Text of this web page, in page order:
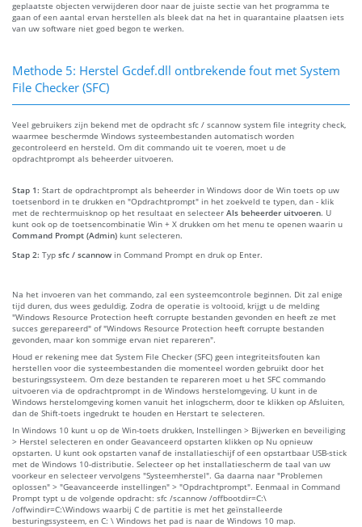
geplaatste objecten verwijderen door naar de juiste sectie van het programma te
gaan of een aantal ervan herstellen als bleek dat na het in quarantaine plaatsen iets
van uw software niet goed begon te werken.
Methode 5: Herstel Gcdef.dll ontbrekende fout met System
File Checker (SFC)
Veel gebruikers zijn bekend met de opdracht sfc / scannow system file integrity check,
waarmee beschermde Windows systeembestanden automatisch worden
gecontroleerd en hersteld. Om dit commando uit te voeren, moet u de
opdrachtprompt als beheerder uitvoeren.
Stap 1: Start de opdrachtprompt als beheerder in Windows door de Win toets op uw
toetsenbord in te drukken en "Opdrachtprompt" in het zoekveld te typen, dan - klik
met de rechtermuisknop op het resultaat en selecteer Als beheerder uitvoeren. U
kunt ook op de toetsencombinatie Win + X drukken om het menu te openen waarin u
Command Prompt (Admin) kunt selecteren.
Stap 2: Typ sfc / scannow in Command Prompt en druk op Enter.
Na het invoeren van het commando, zal een systeemcontrole beginnen. Dit zal enige
tijd duren, dus wees geduldig. Zodra de operatie is voltooid, krijgt u de melding
"Windows Resource Protection heeft corrupte bestanden gevonden en heeft ze met
succes gerepareerd" of "Windows Resource Protection heeft corrupte bestanden
gevonden, maar kon sommige ervan niet repareren".
Houd er rekening mee dat System File Checker (SFC) geen integriteitsfouten kan
herstellen voor die systeembestanden die momenteel worden gebruikt door het
besturingssysteem. Om deze bestanden te repareren moet u het SFC commando
uitvoeren via de opdrachtprompt in de Windows herstelomgeving. U kunt in de
Windows herstelomgeving komen vanuit het inlogscherm, door te klikken op Afsluiten,
dan de Shift-toets ingedrukt te houden en Herstart te selecteren.
In Windows 10 kunt u op de Win-toets drukken, Instellingen > Bijwerken en beveiliging
> Herstel selecteren en onder Geavanceerd opstarten klikken op Nu opnieuw
opstarten. U kunt ook opstarten vanaf de installatieschijf of een opstartbaar USB-stick
met de Windows 10-distributie. Selecteer op het installatiescherm de taal van uw
voorkeur en selecteer vervolgens "Systeemherstel". Ga daarna naar "Problemen
oplossen" > "Geavanceerde instellingen" > "Opdrachtprompt". Eenmaal in Command
Prompt typt u de volgende opdracht: sfc /scannow /offbootdir=C:\
/offwindir=C:\Windows waarbij C de partitie is met het geïnstalleerde
besturingssysteem, en C: \ Windows het pad is naar de Windows 10 map.